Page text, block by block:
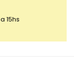
15hs